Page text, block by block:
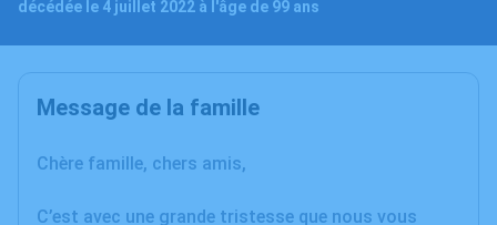
décédée le 4 juillet 2022 à l'âge de 99 ans
Message de la famille
Chère famille, chers amis,
C’est avec une grande tristesse que nous vous